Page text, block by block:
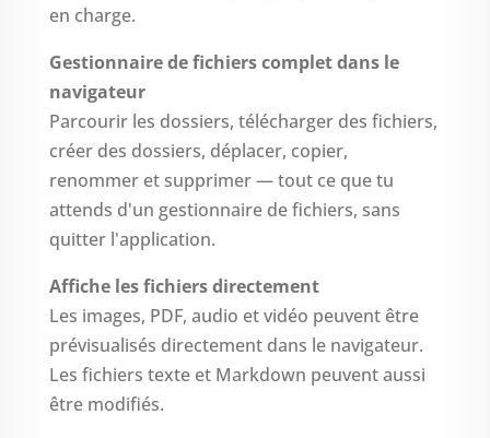
en charge.
Gestionnaire de fichiers complet dans le
navigateur
Parcourir les dossiers, télécharger des fichiers,
créer des dossiers, déplacer, copier,
renommer et supprimer — tout ce que tu
attends d'un gestionnaire de fichiers, sans
quitter l'application.
Affiche les fichiers directement
Les images, PDF, audio et vidéo peuvent être
prévisualisés directement dans le navigateur.
Les fichiers texte et Markdown peuvent aussi
être modifiés.